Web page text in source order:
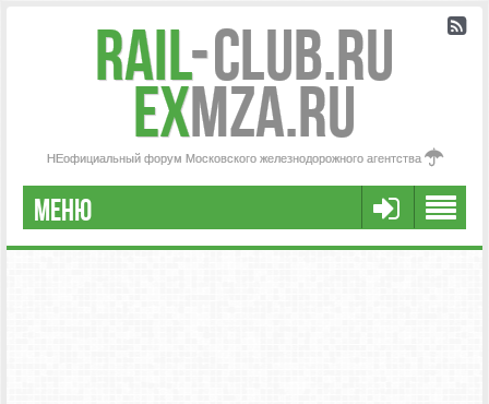
Rail-Club.RU
exMZA.RU
НЕофициальный форум Московского железнодорожного агентства
МЕНЮ
РЕГИСТРАЦИЯ